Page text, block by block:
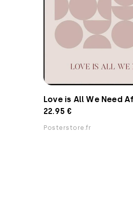
Love is All We Need
22.95 €
Posterstore.fr